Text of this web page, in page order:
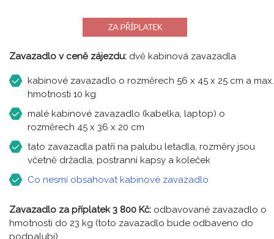
Zavazadlo v ceně zájezdu: dvě kabinová zavazadla
kabinové zavazadlo o rozměrech 56 x 45 x 25 cm a max.
hmotnosti 10 kg
malé kabinové zavazadlo (kabelka, laptop) o
rozměrech 45 x 36 x 20 cm
tato zavazadla patří na palubu letadla, rozměry jsou
včetně držadla, postranní kapsy a koleček
Co nesmí obsahovat kabinové zavazadlo
Zavazadlo za příplatek 3 800 Kč: odbavované zavazadlo o
hmotnosti do 23 kg (toto zavazadlo bude odbaveno do
podpalubí)